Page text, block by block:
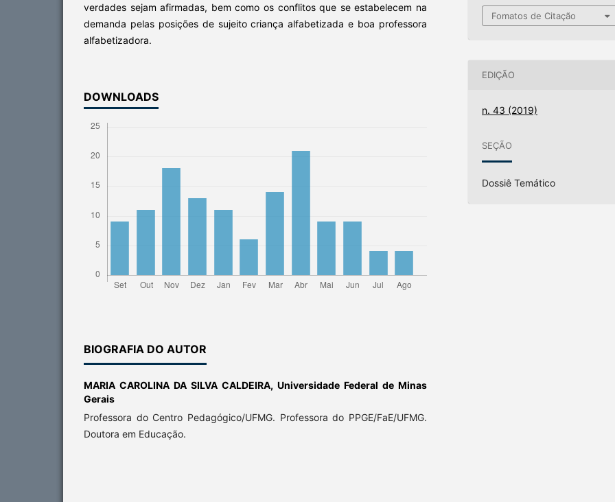
verdades sejam afirmadas, bem como os conflitos que se estabelecem na
demanda pelas posições de sujeito criança alfabetizada e boa professora
alfabetizadora.
DOWNLOADS
BIOGRAFIA DO AUTOR
MARIA CAROLINA DA SILVA CALDEIRA, Universidade Federal de Minas
Gerais
Professora do Centro Pedagógico/UFMG. Professora do PPGE/FaE/UFMG.
Doutora em Educação.
Fomatos de Citação
EDIÇÃO
n. 43 (2019)
SEÇÃO
Dossiê Temático